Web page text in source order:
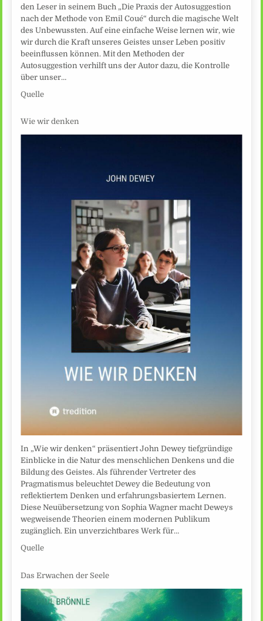
den Leser in seinem Buch „Die Praxis der Autosuggestion
nach der Methode von Emil Coué“ durch die magische Welt
des Unbewussten. Auf eine einfache Weise lernen wir, wie
wir durch die Kraft unseres Geistes unser Leben positiv
beeinflussen können. Mit den Methoden der
Autosuggestion verhilft uns der Autor dazu, die Kontrolle
über unser…
Quelle
Wie wir denken
In „Wie wir denken“ präsentiert John Dewey tiefgründige
Einblicke in die Natur des menschlichen Denkens und die
Bildung des Geistes. Als führender Vertreter des
Pragmatismus beleuchtet Dewey die Bedeutung von
reflektiertem Denken und erfahrungsbasiertem Lernen.
Diese Neuübersetzung von Sophia Wagner macht Deweys
wegweisende Theorien einem modernen Publikum
zugänglich. Ein unverzichtbares Werk für…
Quelle
Das Erwachen der Seele